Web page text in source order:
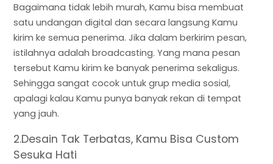
Bagaimana tidak lebih murah, Kamu bisa membuat
satu undangan digital dan secara langsung Kamu
kirim ke semua penerima. Jika dalam berkirim pesan,
istilahnya adalah broadcasting. Yang mana pesan
tersebut Kamu kirim ke banyak penerima sekaligus.
Sehingga sangat cocok untuk grup media sosial,
apalagi kalau Kamu punya banyak rekan di tempat
yang jauh.
2.Desain Tak Terbatas, Kamu Bisa Custom
Sesuka Hati